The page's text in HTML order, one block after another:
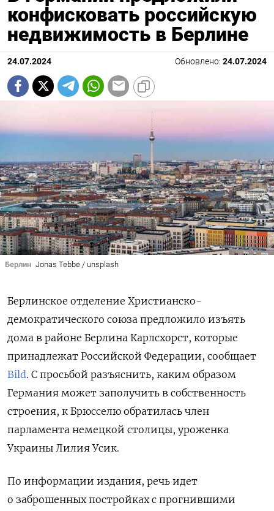
конфисковать российскую
недвижимость в Берлине
24.07.2024 Обновлено: 24.07.2024
Берлин Jonas Tebbe / unsplash
Берлинское отделение Христианско-
демократического союза предложило изъять
дома в районе Берлина Карлсхорст, которые
принадлежат Российской Федерации, сообщает
Bild. С просьбой разъяснить, каким образом
Германия может заполучить в собственность
строения, к Брюсселю обратилась член
парламента немецкой столицы, уроженка
Украины Лилия Усик.
По информации издания, речь идет
о заброшенных постройках с прогнившими